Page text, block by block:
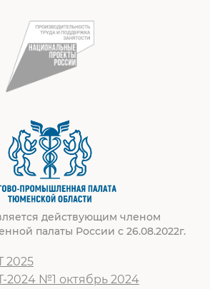
действующим членом
палаты России с 26.08.2022г.
2025
2024 №1 октябрь 2024